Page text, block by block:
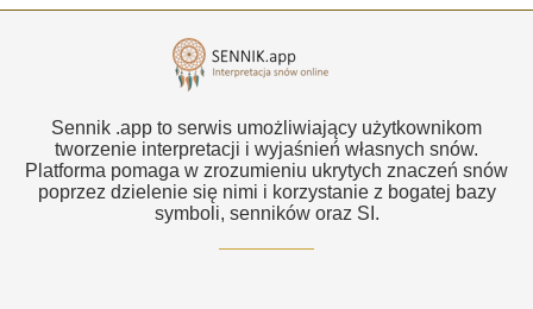
Sennik .app to serwis umożliwiający użytkownikom
tworzenie interpretacji i wyjaśnień własnych snów.
Platforma pomaga w zrozumieniu ukrytych znaczeń snów
poprzez dzielenie się nimi i korzystanie z bogatej bazy
symboli, senników oraz SI.